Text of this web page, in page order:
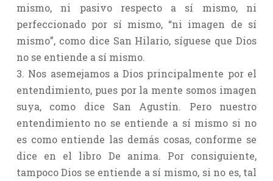
mismo, ni pasivo respecto a sí mismo, ni
perfeccionado por sí mismo, “ni imagen de sí
mismo”, como dice San Hilario, síguese que Dios
no se entiende a sí mismo.
3. Nos asemejamos a Dios principalmente por el
entendimiento, pues por la mente somos imagen
suya, como dice San Agustín. Pero nuestro
entendimiento no se entiende a sí mismo si no
es como entiende las demás cosas, conforme se
dice en el libro De anima. Por consiguiente,
tampoco Dios se entiende a sí mismo, si no es, tal